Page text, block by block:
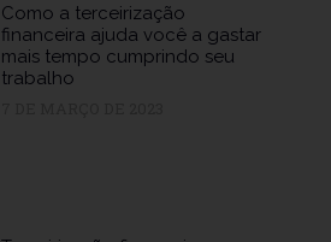
Como a terceirização
financeira ajuda você a gastar
mais tempo cumprindo seu
trabalho